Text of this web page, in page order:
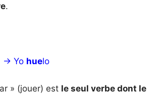
.
→ Yo huelo
» (jouer) est le seul verbe dont le